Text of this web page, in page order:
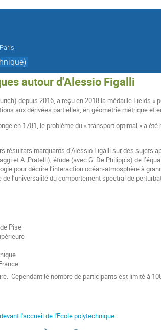
autour d'Alessio Figalli
depuis 2016, a reçu en 2018 la médaille Fields
aux dérivées partielles, en géométrie métrique et
en 1781, le problème du « transport optimal » a
résultats marquants d’Alessio Figalli sur des sujets
et A. Pratelli), étude (avec G. De Philippis) de
pour décrire l’interaction océan-atmosphère à
l’universalité du comportement spectral de
Pise
Cependant le nombre de participants est limité à
l'accueil de l'Ecole polytechnique.